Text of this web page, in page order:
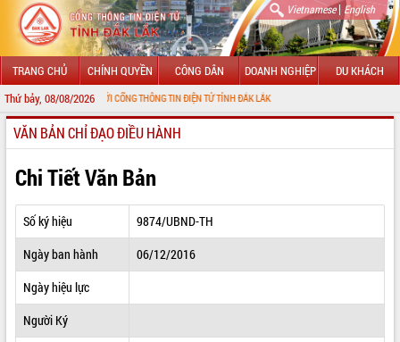
Vietnamese| English
TRANG CHỦ CHÍNH QUYỀN CÔNG DÂN DOANH NGHIỆP DU KHÁCH
Thứ bảy, 08/08/2026
ĐẾN VỚI CỔNG THÔNG TIN ĐIỆN TỬ TỈNH ĐẮK LẮK
GIỚI THIỆU
LÃNH ĐẠO UBND TỈNH
TIN TỨC SỰ KIỆN
SỞ, BAN, NGÀNH
THÔNG TIN CHỈ ĐẠO ĐIỀU HÀNH
VĂN BẢN CHỈ ĐẠO ĐIỀU HÀNH
Chi Tiết Văn Bản
Số ký hiệu
9874/UBND-TH
Ngày ban hành
06/12/2016
Ngày hiệu lực
Người Ký